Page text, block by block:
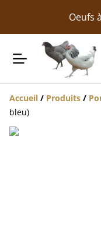
Oeufs
Accueil / Produits /
bleu)